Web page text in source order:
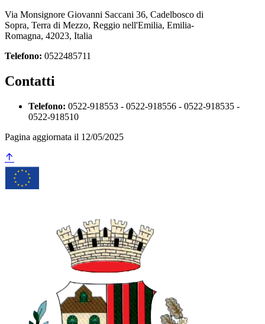
Via Monsignore Giovanni Saccani 36, Cadelbosco di
Sopra, Terra di Mezzo, Reggio nell'Emilia, Emilia-
Romagna, 42023, Italia
Telefono: 0522485711
Contatti
Telefono: 0522-918553 - 0522-918556 - 0522-918535 -
0522-918510
Pagina aggiornata il 12/05/2025